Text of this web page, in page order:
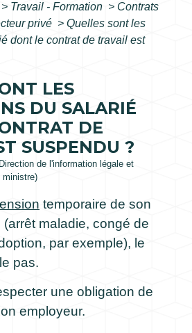
> Travail - Formation > Contrats
privé > Quelles sont les
dont le contrat de travail est
LES
DU SALARIÉ
DE
SUSPENDU ?
de l'information légale et
ministre)
temporaire de son
maladie, congé de
par exemple), le
pas.
une obligation de
employeur.